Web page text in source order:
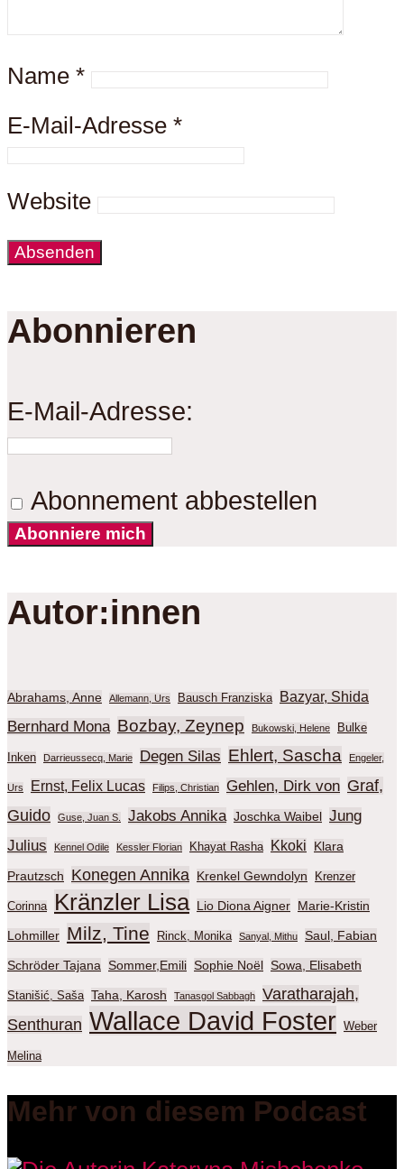
Name *
E-Mail-Adresse *
Website
Abonnieren
E-Mail-Adresse:
Abonnement abbestellen
Abonniere mich
Autor:innen
Abrahams, Anne Allemann, Urs Bausch Franziska Bazyar, Shida
Bernhard Mona Bozbay, Zeynep Bukowski, Helene Bulke
Inken Darrieussecq, Marie Degen Silas Ehlert, Sascha Engeler,
Urs Ernst, Felix Lucas Filips, Christian Gehlen, Dirk von Graf,
Guido
Guse, Juan S. Jakobs Annika Joschka Waibel Jung
Julius
Kennel Odile Kessler Florian Khayat Rasha Kkoki Klara
Prautzsch Konegen Annika Krenkel Gewndolyn Krenzer
Corinna Kränzler Lisa Lio Diona Aigner Marie-Kristin
Lohmiller Milz, Tine Rinck, Monika Sanyal, Mithu Saul, Fabian
Schröder Tajana Sommer,Emili Sophie Noël Sowa, Elisabeth
Stanišić, Saša Taha, Karosh Tanasgol Sabbagh
Varatharajah,
Senthuran Wallace David Foster Weber
Melina
Mehr von diesem Podcast